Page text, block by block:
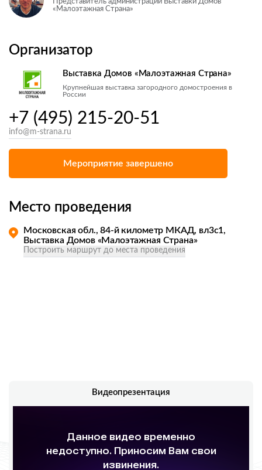
«Малоэтажная Страна»
Организатор
Выставка Домов «Малоэтажная Страна»
Крупнейшая выставка загородного домостроения в
России
+7 (495) 215-20-51
info@m-strana.ru
Мероприятие завершено
Место проведения
Московская обл., 84-й километр МКАД, вл3с1,
Выставка Домов «Малоэтажная Страна»
Построить маршрут до места проведения
Видеопрезентация